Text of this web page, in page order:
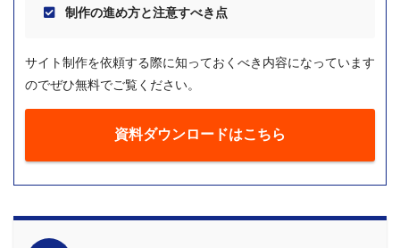
制作の進め方と注意すべき点
サイト制作を依頼する際に知っておくべき内容になっています
のでぜひ無料でご覧ください。
資料ダウンロードはこちら